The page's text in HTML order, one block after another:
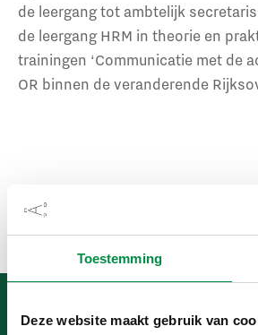
Toestemming
Deze website maakt gebruik van
de leergang tot ambtelijk
de leergang HRM in theorie en
trainingen ‘Communicatie met de
OR binnen de veranderende
Benieuwd naar de
mogelijkheden?